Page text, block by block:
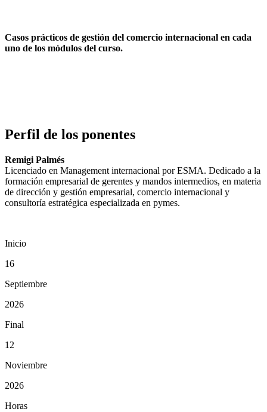
Casos prácticos de gestión del comercio internacional en cada
uno de los módulos del curso.
Perfil de los ponentes
Remigi Palmés
Licenciado en Management internacional por ESMA. Dedicado a la
formación empresarial de gerentes y mandos intermedios, en materia
de dirección y gestión empresarial, comercio internacional y
consultoría estratégica especializada en pymes.
Inicio
16
Septiembre
2026
Final
12
Noviembre
2026
Horas